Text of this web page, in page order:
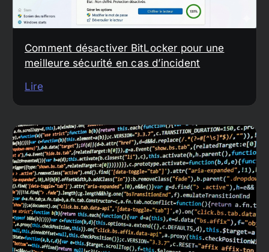
Comment désactiver BitLocker pour une
meilleure sécurité en cas d’incident
Lire